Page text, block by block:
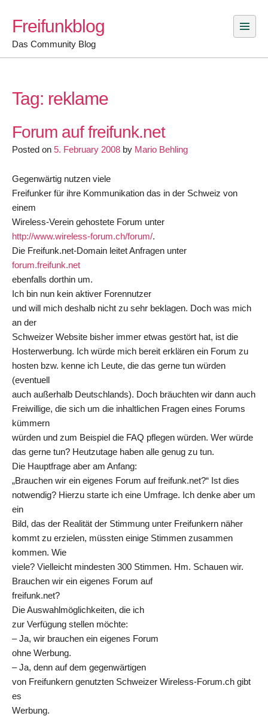
content
Freifunkblog
Das Community Blog
Tag: reklame
Forum auf freifunk.net
Posted on 5. February 2008 by Mario Behling
Gegenwärtig nutzen viele
Freifunker für ihre Kommunikation das in der Schweiz von
einem
Wireless-Verein gehostete Forum unter
http://www.wireless-forum.ch/forum/.
Die Freifunk.net-Domain leitet Anfragen unter
forum.freifunk.net
ebenfalls dorthin um.
Ich bin nun kein aktiver Forennutzer
und will mich deshalb nicht zu sehr beklagen. Doch was mich
an der
Schweizer Website bisher immer etwas gestört hat, ist die
Hosterwerbung. Ich würde mich bereit erklären ein Forum zu
hosten bzw. kenne ich Leute, die das gerne tun würden
(eventuell
auch außerhalb Deutschlands). Doch bräuchten wir dann auch
Freiwillige, die sich um die inhaltlichen Fragen eines Forums
kümmern
würden und zum Beispiel die FAQ pflegen würden. Wer würde
das gerne tun? Heutzutage haben alle genug zu tun.
Die Hauptfrage aber am Anfang:
„Brauchen wir ein eigenes Forum auf freifunk.net?“ Ist dies
notwendig? Hierzu starte ich eine Umfrage. Ich denke aber um
ein
Bild, das der Realität der Stimmung unter Freifunkern näher
kommt zu erzielen, müssten einige Stimmen zusammen
kommen. Wie
viele? Vielleicht mindesten 300 Stimmen. Hm. Schauen wir.
Brauchen wir ein eigenes Forum auf
freifunk.net?
Die Auswahlmöglichkeiten, die ich
zur Verfügung stellen möchte:
– Ja, wir brauchen ein eigenes Forum
ohne Werbung.
– Ja, denn auf dem gegenwärtigen
von Freifunkern genutzten Schweizer Wireless-Forum.ch gibt
es
Werbung.